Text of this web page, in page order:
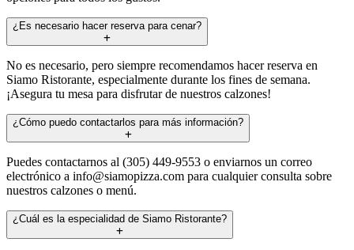
¿Es necesario hacer reserva para cenar?
No es necesario, pero siempre recomendamos hacer reserva en
Siamo Ristorante, especialmente durante los fines de semana.
¡Asegura tu mesa para disfrutar de nuestros calzones!
¿Cómo puedo contactarlos para más información?
Puedes contactarnos al (305) 449-9553 o enviarnos un correo
electrónico a info@siamopizza.com para cualquier consulta sobre
nuestros calzones o menú.
¿Cuál es la especialidad de Siamo Ristorante?